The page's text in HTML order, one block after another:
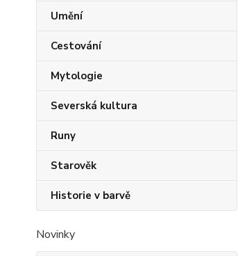
Umění
Cestování
Mytologie
Severská kultura
Runy
Starověk
Historie v barvě
Novinky